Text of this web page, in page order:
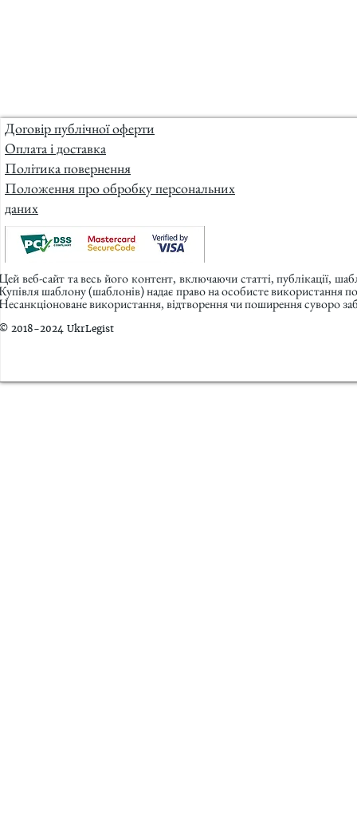
Договір публічної оферти
Оплата і доставка
Політика повернення
Положення про обробку персональних
даних
веб-сайт та весь його контент, включаючи статті, публікації,
шаблону (шаблонів) надає право на особисте використання
використання, відтворення чи поширення суворо
2018-2024 UkrLegist